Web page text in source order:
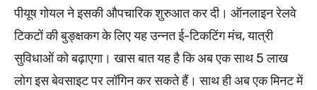
पीयूष गोयल ने इसकी औपचारिक शुरुआत कर दी। ऑनलाइन रेलवे
टिकटों की बुङ्क्षकग के लिए यह उन्नत ई-टिकटिंग मंच, यात्री
सुविधाओं को बढ़ाएगा। खास बात यह है कि अब एक साथ 5 लाख
लोग इस बेवसाइट पर लॉगिन कर सकते हैं। साथ ही अब एक मिनट में